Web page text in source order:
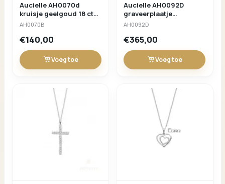
Aucielle AH0070d
kruisje geelgoud 18 ct
17x 10mm
AH0070B
€140,00
Voeg toe
Aucielle AH0092D
graveerplaatje
geelgoud briljant
AH0092D
€365,00
Voeg toe